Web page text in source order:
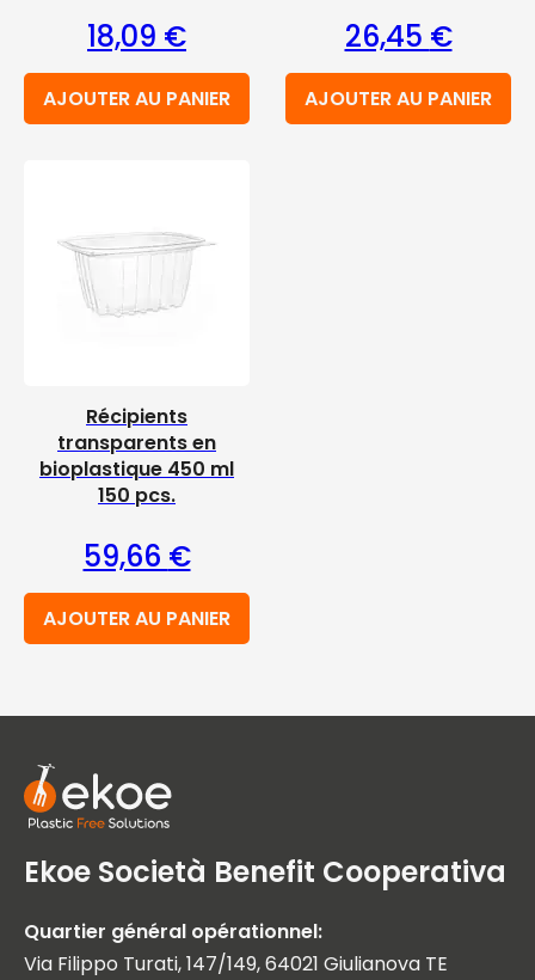
18,09 €
AJOUTER AU PANIER
26,45 €
AJOUTER AU PANIER
Récipients
transparents en
bioplastique 450 ml
150 pcs.
59,66 €
AJOUTER AU PANIER
Ekoe Società Benefit Cooperativa
Quartier général opérationnel:
Via Filippo Turati, 147/149, 64021 Giulianova TE